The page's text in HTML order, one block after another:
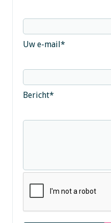
Uw e-mail*
Bericht*